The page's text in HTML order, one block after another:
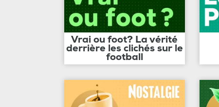
Vrai ou foot? La vérité
derrière les clichés sur le
football